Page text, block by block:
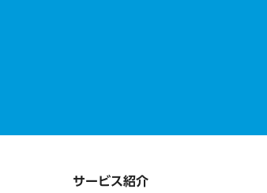
サービス紹介